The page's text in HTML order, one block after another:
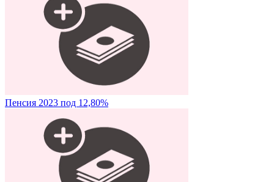
Пенсия 2023 под 12,80%